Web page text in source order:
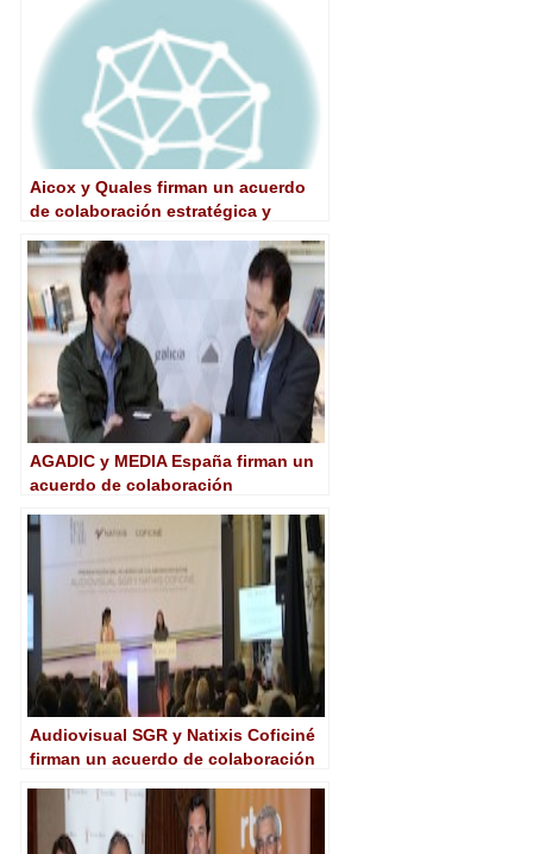
Aicox y Quales firman un acuerdo
de colaboración estratégica y
AGADIC y MEDIA España firman un
acuerdo de colaboración
Audiovisual SGR y Natixis Coficiné
firman un acuerdo de colaboración
sector cinematográfico